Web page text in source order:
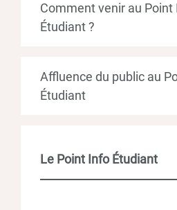
Comment venir au Point
Étudiant ?
Affluence du public au
Étudiant
Le Point Info Étudiant